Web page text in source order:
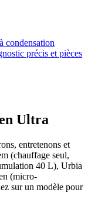
condensation
précis et pièces
Ultra
entretenons et
(chauffage seul,
40 L), Urbia
(micro-
sur un modèle pour